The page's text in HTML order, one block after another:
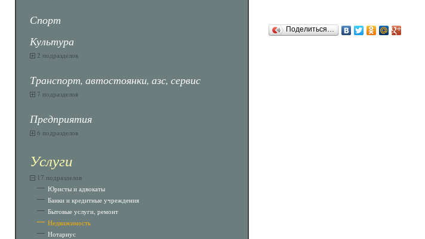
Спорт
Культура
2 подразделов
Транспорт, автостоянки, азс, сервис
7 подразделов
Предприятия
6 подразделов
Услуги
17 подразделов
Юристы и адвокаты
Банки и кредитные учреждения
Бытовые услуги, ремонт
Недвижимость
Нотариус
Поделиться…